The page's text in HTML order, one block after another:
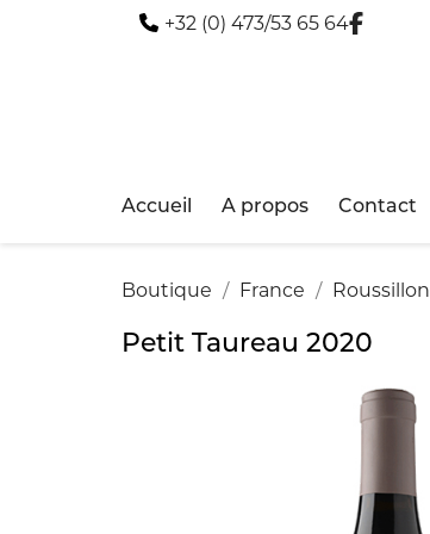
+32 (0) 473/53 65 64
Accueil A propos Contact
Boutique France Roussillon
Petit Taureau 2020